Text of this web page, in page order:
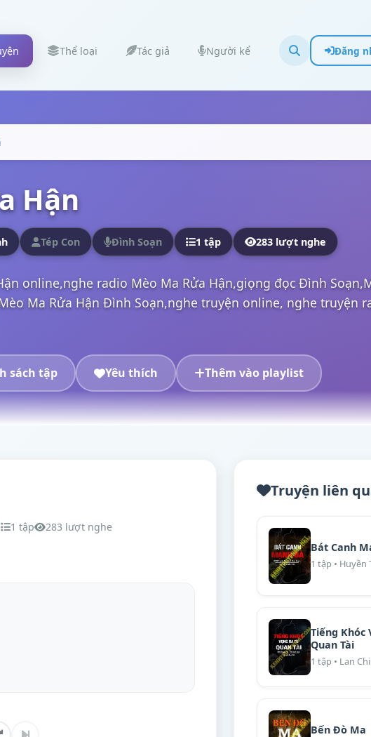
Thể loại Tác giả Người kể Đăng
Hận
Tép Con Đình Soạn 1 tập 283 lượt nghe
online,nghe radio Mèo Ma Rửa Hận,giọng đọc Đình
Ma Rửa Hận Đình Soạn,nghe truyện online, nghe truyện
sách tập Yêu thích Thêm vào playlist
1 tập 283 lượt nghe
Truyện liên
Bát Canh
1 tập • Huyền
Tiếng Khóc
Quan Tài
1 tập • Lan Chi
Bến Đò Ma